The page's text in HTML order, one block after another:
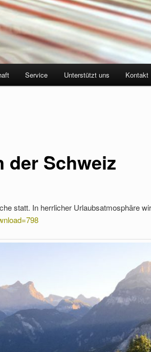
Service Unterstützt uns Kontakt
der Schweiz
statt. In herrlicher Urlaubsatmosphäre